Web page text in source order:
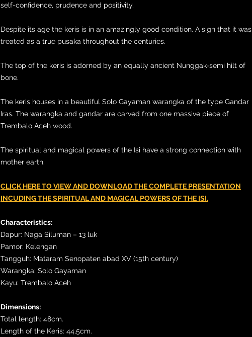
self-confidence, prudence and positivity.
Despite its age the keris is in an amazingly good condition. A sign that it was
treated as a true pusaka throughout the centuries.
The top of the keris is adorned by an equally ancient Nunggak-semi hilt of
bone.
The keris houses in a beautiful Solo Gayaman warangka of the type Gandar
Iras. The warangka and gandar are carved from one massive piece of
Trembalo Aceh wood.
The spiritual and magical powers of the Isi have a strong connection with
mother earth.
CLICK HERE TO VIEW AND DOWNLOAD THE COMPLETE PRESENTATION
INCUDING THE SPIRITUAL AND MAGICAL POWERS OF THE ISI.
Characteristics:
Dapur: Naga Siluman – 13 luk
Pamor: Kelengan
Tangguh: Mataram Senopaten abad XV (15th century)
Warangka: Solo Gayaman
Kayu: Trembalo Aceh
Dimensions:
Total length: 48cm.
Length of the Keris: 44,5cm.